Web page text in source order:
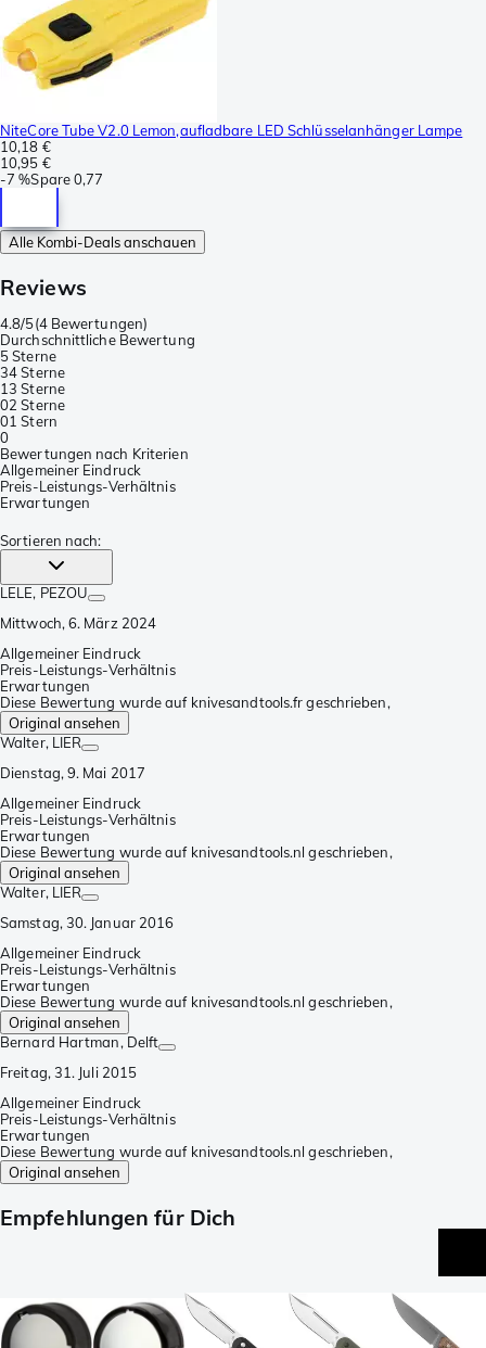
NiteCore Tube V2.0 Lemon,aufladbare LED Schlüsselanhänger Lampe
10,18 €
10,95 €
-7 %Spare0,77
Alle Kombi-Deals anschauen
Reviews
4.8/5(4 Bewertungen)
Durchschnittliche Bewertung
5 Sterne
34 Sterne
13 Sterne
02 Sterne
01 Stern
0
Bewertungen nach Kriterien
Allgemeiner Eindruck
Preis-Leistungs-Verhältnis
Erwartungen
Sortieren nach:
LELE, PEZOU
Mittwoch, 6. März 2024
Allgemeiner Eindruck
Preis-Leistungs-Verhältnis
Erwartungen
Diese Bewertung wurde auf knivesandtools.fr geschrieben,
Original ansehen
Walter, LIER
Dienstag, 9. Mai 2017
Allgemeiner Eindruck
Preis-Leistungs-Verhältnis
Erwartungen
Diese Bewertung wurde auf knivesandtools.nl geschrieben,
Original ansehen
Walter, LIER
Samstag, 30. Januar 2016
Allgemeiner Eindruck
Preis-Leistungs-Verhältnis
Erwartungen
Diese Bewertung wurde auf knivesandtools.nl geschrieben,
Original ansehen
Bernard Hartman, Delft
Freitag, 31. Juli 2015
Allgemeiner Eindruck
Preis-Leistungs-Verhältnis
Erwartungen
Diese Bewertung wurde auf knivesandtools.nl geschrieben,
Original ansehen
Empfehlungen für Dich